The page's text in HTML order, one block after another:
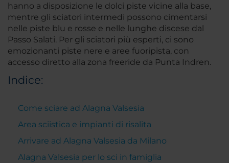
hanno a disposizione le dolci piste vicine alla base,
mentre gli sciatori intermedi possono cimentarsi
nelle piste blu e rosse e nelle lunghe discese dal
Passo Salati. Per gli sciatori più esperti, ci sono
emozionanti piste nere e aree fuoripista, con
accesso diretto alla zona freeride da Punta Indren.
Indice:
Come sciare ad Alagna Valsesia
Area sciistica e impianti di risalita
Arrivare ad Alagna Valsesia da Milano
Alagna Valsesia per lo sci in famiglia